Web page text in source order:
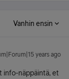
Vanhin ensin
years ago
info-näppäintä, et